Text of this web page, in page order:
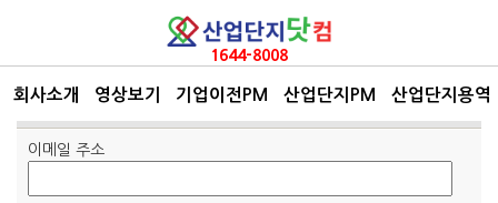
1644-8008
회사소개 영상보기 기업이전PM 산업단지PM 산업단지용역
잘못된 요청입니다.
이메일 주소